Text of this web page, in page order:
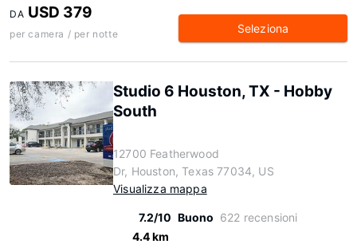
DA USD 379
per camera / per notte Seleziona
Studio 6 Houston, TX - Hobby
South
12700 Featherwood
Dr, Houston, Texas 77034, US
Visualizza mappa
7.2/10 Buono 622 recensioni
4.4 km